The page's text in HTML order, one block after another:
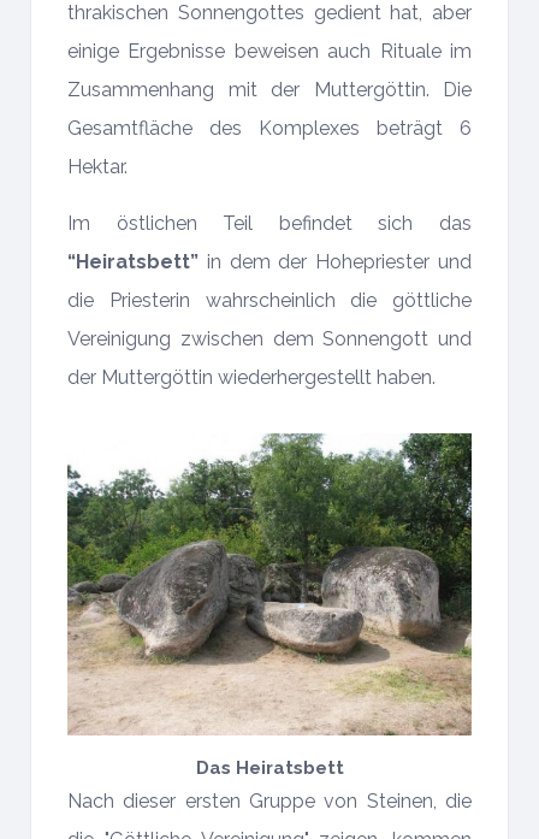
thrakischen Sonnengottes gedient hat, aber
einige Ergebnisse beweisen auch Rituale im
Zusammenhang mit der Muttergöttin. Die
Gesamtfläche des Komplexes beträgt 6
Hektar.
Im östlichen Teil befindet sich das
“Heiratsbett” in dem der Hohepriester und
die Priesterin wahrscheinlich die göttliche
Vereinigung zwischen dem Sonnengott und
der Muttergöttin wiederhergestellt haben.
Das Heiratsbett
Nach dieser ersten Gruppe von Steinen, die